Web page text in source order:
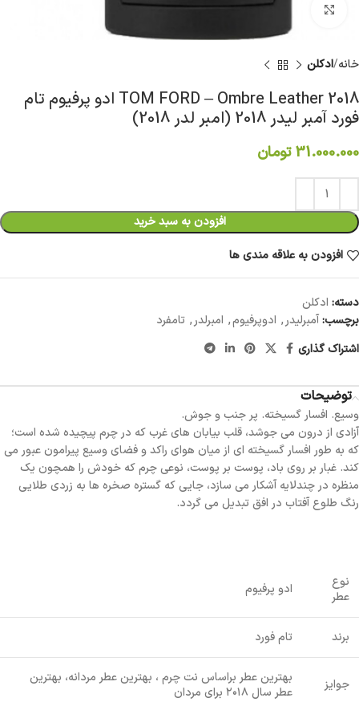
برای بزرگنمایی کلیک کنید
خانه ادکلن
TOM FORD – Ombre Leather 2018 ادو پرفیوم تام
فورد آمبر لیدر 2018 (امبر لدر 2018)
31.000.000 تومان
افزودن به سبد خرید
افزودن به علاقه مندی ها
دسته: ادکلن
برچسب:آمبرلیدر, ادوپرفیوم, امبرلدر, تامفرد
اشتراک گذاری
توضیحات
وسیع. افسار گسیخته. پر جنب و جوش.
آزادی از درون می جوشد، قلب بیابان های غرب که در چرم پیچیده شده است؛
که به طور افسار گسیخته ای از میان هوای راکد و فضای وسیع پیرامون عبور می
کند. غبار بر روی باد، پوست بر پوست، نوعی چرم که خودش را همچون یک
منظره در چندلایه آشکار می سازد، جایی که گستره صخره ها به زردی طلایی
رنگ طلوع آفتاب در افق تبدیل می گردد.
نوع
عطر
ادو پرفیوم
برند تام فورد
جوایز
بهترین عطر براساس نت چرم ، بهترین عطر مردانه، بهترین
عطر سال ۲۰۱۸ برای مردان